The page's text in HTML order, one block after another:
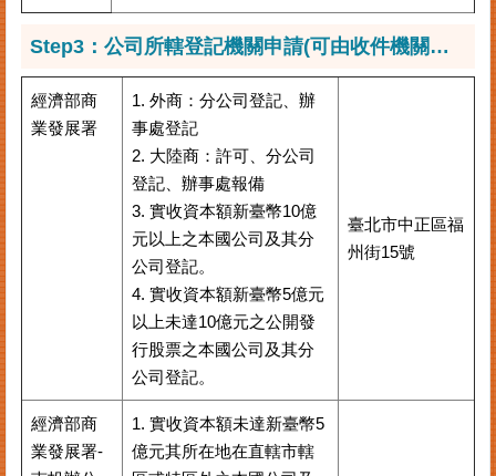
Step3：公司所轄登記機關申請(可由收件機關代收轉送正確之申登機關)
經濟部商
業發展署
1. 外商：分公司登記、辦
事處登記
2. 大陸商：許可、分公司
登記、辦事處報備
3. 實收資本額新臺幣10億
元以上之本國公司及其分
公司登記。
4. 實收資本額新臺幣5億元
以上未達10億元之公開發
行股票之本國公司及其分
公司登記。
臺北市中正區福
州街15號
經濟部商
業發展署-
1. 實收資本額未達新臺幣5
億元其所在地在直轄市轄